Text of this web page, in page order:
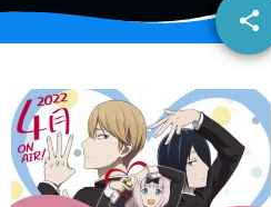
share
email